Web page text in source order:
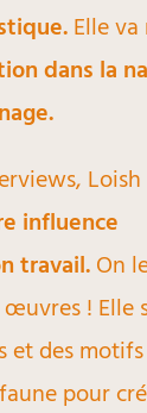
Elle
dans la
influence
travail. On
! Elle
et des
pour